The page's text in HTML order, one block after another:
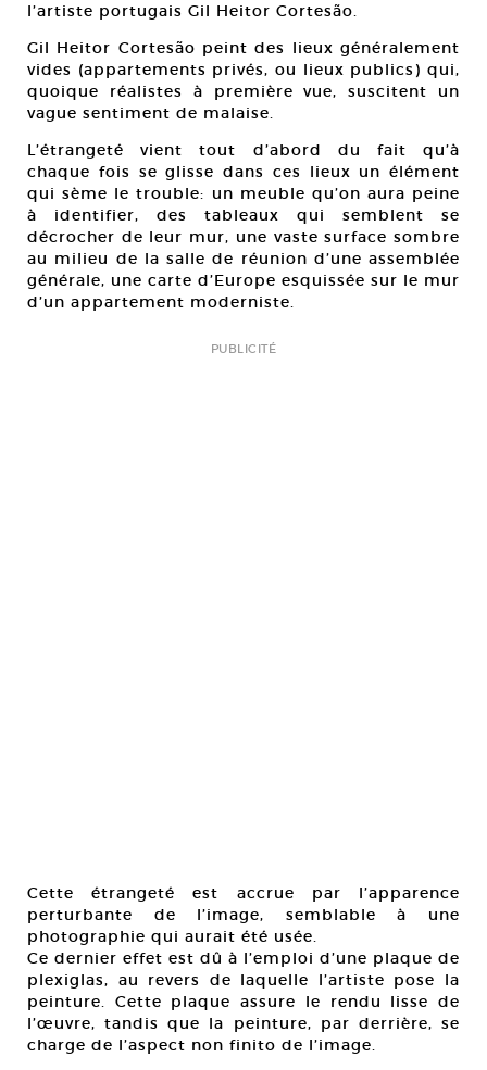
l’artiste portugais Gil Heitor Cortesão.
Gil Heitor Cortesão peint des lieux généralement
vides (appartements privés, ou lieux publics) qui,
quoique réalistes à première vue, suscitent un
vague sentiment de malaise.
L’étrangeté vient tout d’abord du fait qu’à
chaque fois se glisse dans ces lieux un élément
qui sème le trouble: un meuble qu’on aura peine
à identifier, des tableaux qui semblent se
décrocher de leur mur, une vaste surface sombre
au milieu de la salle de réunion d’une assemblée
générale, une carte d’Europe esquissée sur le mur
d’un appartement moderniste.
PUBLICITÉ
Cette étrangeté est accrue par l’apparence
perturbante de l’image, semblable à une
photographie qui aurait été usée.
Ce dernier effet est dû à l’emploi d’une plaque de
plexiglas, au revers de laquelle l’artiste pose la
peinture. Cette plaque assure le rendu lisse de
l’œuvre, tandis que la peinture, par derrière, se
charge de l’aspect non finito de l’image.